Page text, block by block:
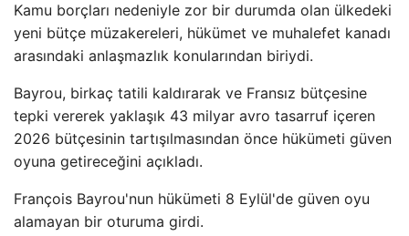
Kamu borçları nedeniyle zor bir durumda olan ülkedeki
yeni bütçe müzakereleri, hükümet ve muhalefet kanadı
arasındaki anlaşmazlık konularından biriydi.
Bayrou, birkaç tatili kaldırarak ve Fransız bütçesine
tepki vererek yaklaşık 43 milyar avro tasarruf içeren
2026 bütçesinin tartışılmasından önce hükümeti güven
oyuna getireceğini açıkladı.
François Bayrou'nun hükümeti 8 Eylül'de güven oyu
alamayan bir oturuma girdi.